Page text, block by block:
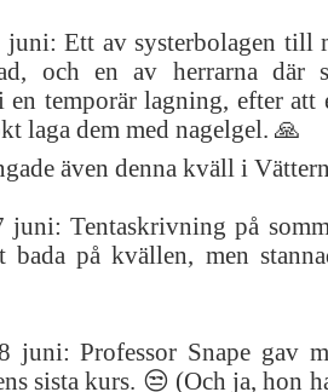
juni: Ett av systerbolagen till
och en av herrarna där
en temporär lagning, efter
laga dem med nagelgel. 🙏
även denna kväll i
juni: Tentaskrivning på
bada på kvällen, men
juni: Professor Snape gav
sista kurs. 😒 (Och ja, hon